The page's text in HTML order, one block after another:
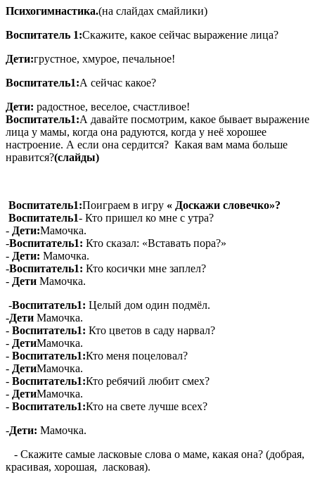
Психогимнастика.(на слайдах смайлики)
Воспитатель 1:Скажите, какое сейчас выражение лица?
Дети:грустное, хмурое, печальное!
Воспитатель1:А сейчас какое?
Дети: радостное, веселое, счастливое!
Воспитатель1:А давайте посмотрим, какое бывает выражение
лица у мамы, когда она радуются, когда у неё хорошее
настроение. А если она сердится? Какая вам мама больше
нравится?(слайды)
Воспитатель1:Поиграем в игру « Доскажи словечко»?
Воспитатель1- Кто пришел ко мне с утра?
- Дети:Мамочка.
-Воспитатель1: Кто сказал: «Вставать пора?»
- Дети: Мамочка.
-Воспитатель1: Кто косички мне заплел?
- Дети Мамочка.
-Воспитатель1: Целый дом один подмёл.
-Дети Мамочка.
- Воспитатель1: Кто цветов в саду нарвал?
- ДетиМамочка.
- Воспитатель1:Кто меня поцеловал?
- ДетиМамочка.
- Воспитатель1:Кто ребячий любит смех?
- ДетиМамочка.
- Воспитатель1:Кто на свете лучше всех?
-Дети: Мамочка.
- Скажите самые ласковые слова о маме, какая она? (добрая,
красивая, хорошая, ласковая).